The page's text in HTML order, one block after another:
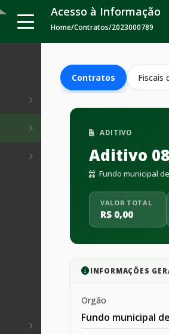
Acesso à Informação
Home/Contratos/2023000789
Contratos Fiscais
ADITIVO
Aditivo
Fundo municipal
VALOR TOTAL
R$ 0,00
INFORMAÇÕES
Orgão
Fundo municipal